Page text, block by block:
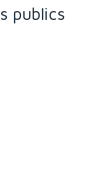
publics